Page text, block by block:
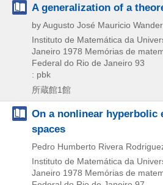
A generalization of a
by Augusto José Mauricio
Instituto de Matemática da
Janeiro 1978 Memórias de
Federal do Rio de Janeiro 93
: pbk
所蔵館1館
On a nonlinear hyperbolic
spaces
Pedro Humberto Rivera
Instituto de Matemática da
Janeiro 1978 Memórias de